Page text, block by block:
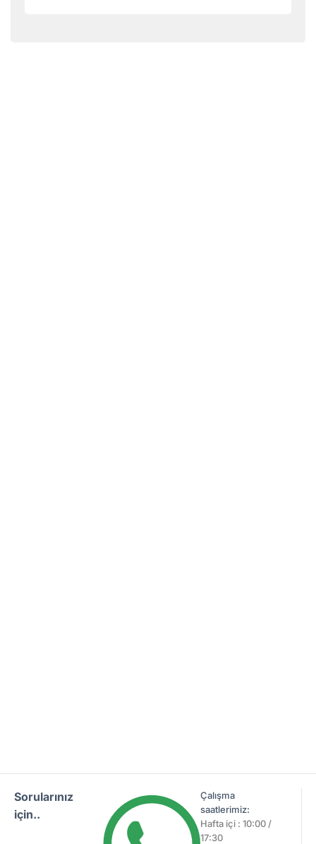
Sorularınız
için..
Çalışma
saatlerimiz:
Hafta içi : 10:00 /
17:30